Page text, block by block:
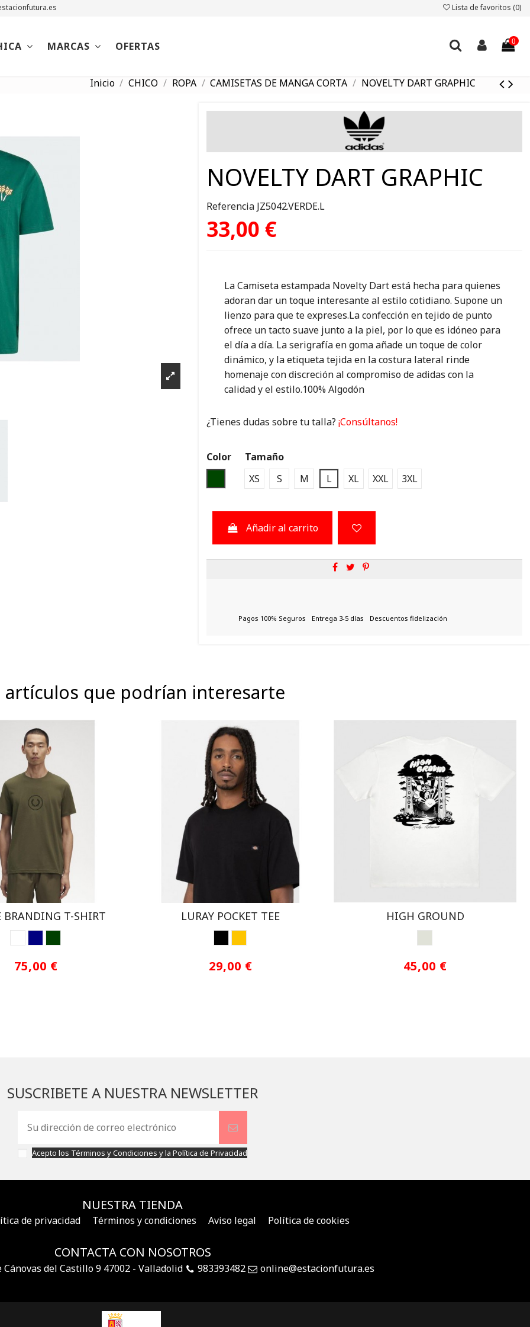
Lista de favoritos (0)
MARCAS OFERTAS 0
Inicio CHICO ROPA CAMISETAS DE MANGA CORTA NOVELTY DART GRAPHIC
NOVELTY DART GRAPHIC
Referencia JZ5042.VERDE.L
33,00 €
La Camiseta estampada Novelty Dart está hecha para quienes
adoran dar un toque interesante al estilo cotidiano. Supone un
lienzo para que te expreses.La confección en tejido de punto
ofrece un tacto suave junto a la piel, por lo que es idóneo para
el día a día. La serigrafía en goma añade un toque de color
dinámico, y la etiqueta tejida en la costura lateral rinde
homenaje con discreción al compromiso de adidas con la
calidad y el estilo.100% Algodón
¿Tienes dudas sobre tu talla? ¡Consúltanos!
Color
Tamaño
XS
S M L XL XXL 3XL
Añadir al carrito
Pagos 100% Seguros Entrega 3-5 días Descuentos fidelización
artículos que podrían interesarte
BRANDING T-SHIRT
75,00 €
LURAY POCKET TEE
29,00 €
HIGH GROUND
45,00 €
SUSCRIBETE A NUESTRA NEWSLETTER
Acepto los Términos y Condiciones y la Política de Privacidad
NUESTRA TIENDA
de privacidad Términos y condiciones Aviso legal Política de cookies
CONTACTA CON NOSOTROS
Cánovas del Castillo 9 47002 - Valladolid 983393482 online@estacionfutura.es